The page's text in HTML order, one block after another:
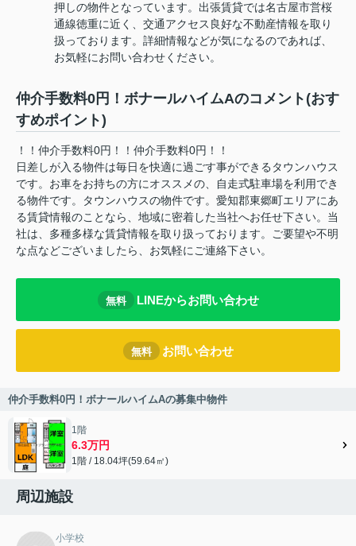
押しの物件となっています。出張賃貸では名古屋市営桜
通線徳重に近く、交通アクセス良好な不動産情報を取り
扱っております。詳細情報などが気になるのであれば、
お気軽にお問い合わせください。
仲介手数料0円！ボナールハイムAのコメント(おす
すめポイント)
！！仲介手数料0円！！仲介手数料0円！！
日差しが入る物件は毎日を快適に過ごす事ができるタウンハウス
です。お車をお持ちの方にオススメの、自走式駐車場を利用でき
る物件です。タウンハウスの物件です。愛知郡東郷町エリアにあ
る賃貸情報のことなら、地域に密着した当社へお任せ下さい。当
社は、多種多様な賃貸情報を取り扱っております。ご要望や不明
な点などございましたら、お気軽にご連絡下さい。
無料 LINEからお問い合わせ
無料 お問い合わせ
仲介手数料0円！ボナールハイムAの募集中物件
1階
6.3万円
1階 / 18.04坪(59.64㎡)
周辺施設
小学校